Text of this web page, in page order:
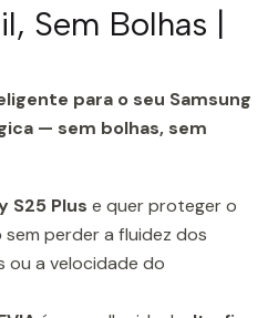
Sem Bolhas |
para o seu Samsung
— sem bolhas, sem
S25 Plus e quer proteger o
sem perder a fluidez dos
ou a velocidade do